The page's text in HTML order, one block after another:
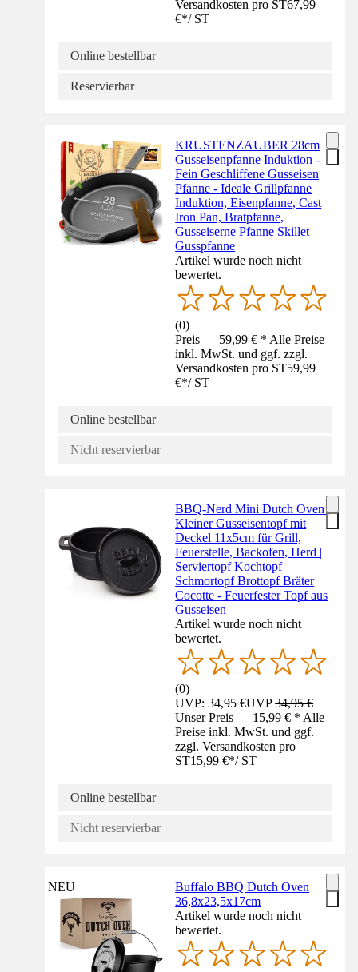
Versandkosten pro ST67,99
€*/ ST
Online bestellbar
Reservierbar
KRUSTENZAUBER 28cm
Gusseisenpfanne Induktion -
Fein Geschliffene Gusseisen
Pfanne - Ideale Grillpfanne
Induktion, Eisenpfanne, Cast
Iron Pan, Bratpfanne,
Gusseiserne Pfanne Skillet
Gusspfanne
Artikel wurde noch nicht
bewertet.
(0)
Preis — 59,99 € * Alle Preise
inkl. MwSt. und ggf. zzgl.
Versandkosten pro ST59,99
€*/ ST
Online bestellbar
Nicht reservierbar
BBQ-Nerd Mini Dutch Oven |
Kleiner Gusseisentopf mit
Deckel 11x5cm für Grill,
Feuerstelle, Backofen, Herd |
Serviertopf Kochtopf
Schmortopf Brottopf Bräter
Cocotte - Feuerfester Topf aus
Gusseisen
Artikel wurde noch nicht
bewertet.
(0)
UVP: 34,95 €UVP34,95 €
Unser Preis — 15,99 € * Alle
Preise inkl. MwSt. und ggf.
zzgl. Versandkosten pro
ST15,99 €*/ ST
Online bestellbar
Nicht reservierbar
NEU
Buffalo BBQ Dutch Oven
36,8x23,5x17cm
Artikel wurde noch nicht
bewertet.